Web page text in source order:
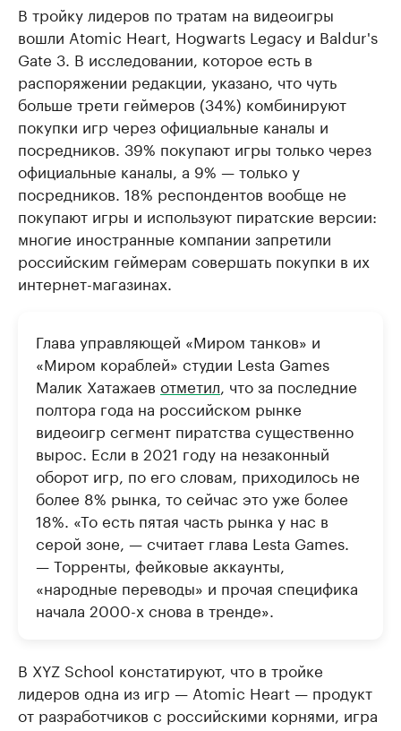
В тройку лидеров по тратам на видеоигры
вошли Atomic Heart, Hogwarts Legacy и Baldur's
Gate 3. В исследовании, которое есть в
распоряжении редакции, указано, что чуть
больше трети геймеров (34%) комбинируют
покупки игр через официальные каналы и
посредников. 39% покупают игры только через
официальные каналы, а 9% — только у
посредников. 18% респондентов вообще не
покупают игры и используют пиратские версии:
многие иностранные компании запретили
российским геймерам совершать покупки в их
интернет-магазинах.
Глава управляющей «Миром танков» и
«Миром кораблей» студии Lesta Games
Малик Хатажаев отметил , что за последние
полтора года на российском рынке
видеоигр сегмент пиратства существенно
вырос. Если в 2021 году на незаконный
оборот игр, по его словам, приходилось не
более 8% рынка, то сейчас это уже более
18%. «То есть пятая часть рынка у нас в
серой зоне, — считает глава Lesta Games.
— Торренты, фейковые аккаунты,
«народные переводы» и прочая специфика
начала 2000-х снова в тренде».
В XYZ School констатируют, что в тройке
лидеров одна из игр — Atomic Heart — продукт
от разработчиков с российскими корнями, игра